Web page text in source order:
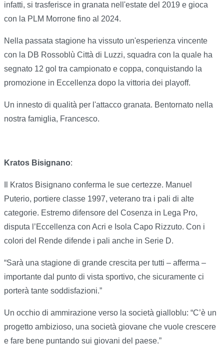
infatti, si trasferisce in granata nell'estate del 2019 e gioca
con la PLM Morrone fino al 2024.
Nella passata stagione ha vissuto un'esperienza vincente
con la DB Rossoblù Città di Luzzi, squadra con la quale ha
segnato 12 gol tra campionato e coppa, conquistando la
promozione in Eccellenza dopo la vittoria dei playoff.
Un innesto di qualità per l'attacco granata. Bentornato nella
nostra famiglia, Francesco.
Kratos Bisignano:
Il Kratos Bisignano conferma le sue certezze. Manuel
Puterio, portiere classe 1997, veterano tra i pali di alte
categorie. Estremo difensore del Cosenza in Lega Pro,
disputa l’Eccellenza con Acri e Isola Capo Rizzuto. Con i
colori del Rende difende i pali anche in Serie D.
“Sarà una stagione di grande crescita per tutti – afferma –
importante dal punto di vista sportivo, che sicuramente ci
porterà tante soddisfazioni.”
Un occhio di ammirazione verso la società gialloblu: “C’è un
progetto ambizioso, una società giovane che vuole crescere
e fare bene puntando sui giovani del paese.”